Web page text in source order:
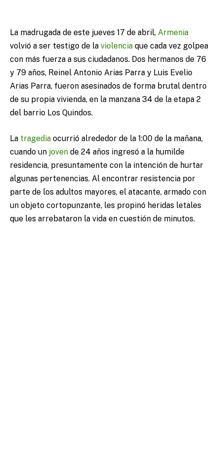
La madrugada de este jueves 17 de abril, Armenia
volvió a ser testigo de la violencia que cada vez golpea
con más fuerza a sus ciudadanos. Dos hermanos de 76
y 79 años, Reinel Antonio Arias Parra y Luis Evelio
Arias Parra, fueron asesinados de forma brutal dentro
de su propia vivienda, en la manzana 34 de la etapa 2
del barrio Los Quindos.
La tragedia ocurrió alrededor de la 1:00 de la mañana,
cuando un joven de 24 años ingresó a la humilde
residencia, presuntamente con la intención de hurtar
algunas pertenencias. Al encontrar resistencia por
parte de los adultos mayores, el atacante, armado con
un objeto cortopunzante, les propinó heridas letales
que les arrebataron la vida en cuestión de minutos.